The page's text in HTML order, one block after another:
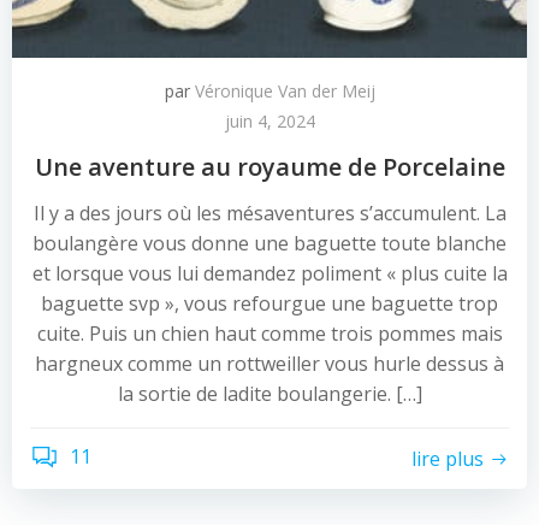
par Véronique Van der Meij
juin 4, 2024
Une aventure au royaume de Porcelaine
Il y a des jours où les mésaventures s’accumulent. La
boulangère vous donne une baguette toute blanche
et lorsque vous lui demandez poliment « plus cuite la
baguette svp », vous refourgue une baguette trop
cuite. Puis un chien haut comme trois pommes mais
hargneux comme un rottweiller vous hurle dessus à
la sortie de ladite boulangerie. […]
11 lire plus